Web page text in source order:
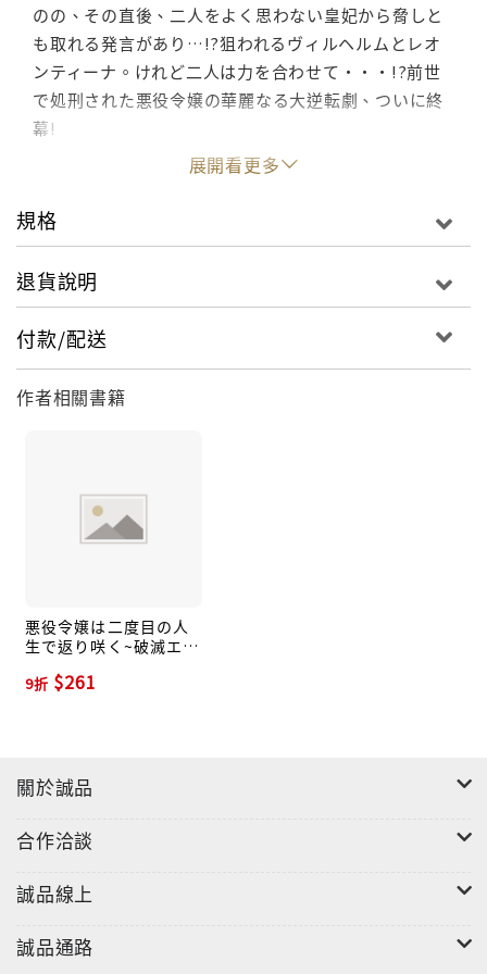
のの、その直後、二人をよく思わない皇妃から脅しと
も取れる発言があり…!?狙われるヴィルヘルムとレオ
ンティーナ。けれど二人は力を合わせて・・・!?前世
で処刑された悪役令嬢の華麗なる大逆転劇、ついに終
幕!
展開看更多
規格
退貨說明
付款/配送
作者相關書籍
悪役令嬢は二度目の人
生で返り咲く~破滅エン
位もいただきます~ 1
9折 $261
關於誠品
合作洽談
誠品線上
誠品通路